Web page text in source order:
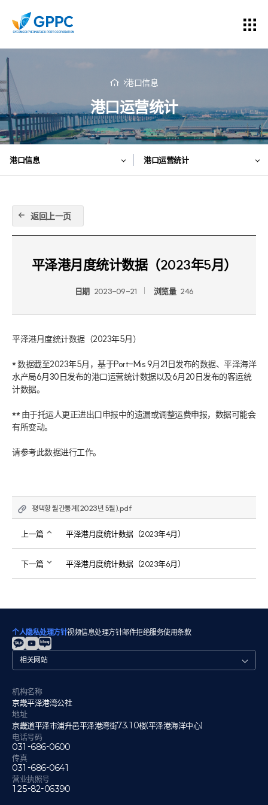
港口信息
港口运营统计
港口信息 港口运营统计
返回上一页
平泽港月度统计数据（2023年5月）
日期 2023-09-21 浏览量 246
平泽港月度统计数据（2023年5月）
* 数据截至2023年5月，基于Port-Mis 9月21日发布的数据、平泽海洋
水产局6月30日发布的港口运营统计数据以及6月20日发布的客运统
计数据。
** 由于托运人更正进出口申报中的遗漏或调整运费申报，数据可能会
有所变动。
请参考此数据进行工作。
평택항 월간통계(2023년 5월).pdf
上一篇 平泽港月度统计数据（2023年4月）
下一篇 平泽港月度统计数据（2023年6月）
个人隐私处理方针视频信息处理方针邮件拒绝服务使用条款
관
련
이
트
机构名称
京畿平泽港湾公社
地址
京畿道平泽市浦升邑平泽港湾街73.10楼(平泽港海洋中心)
电话号码
031-686-0600
传真
031-686-0641
营业执照号
125-82-06390